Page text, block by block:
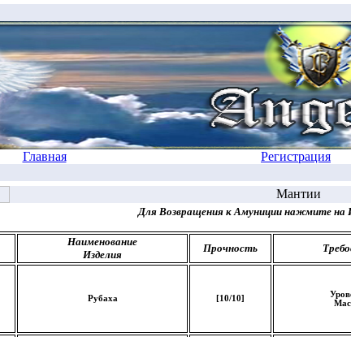
Главная Регистрация
Мантии
Для Возвращения к Амуниции нажмите на
Наименование
Изделия
Прочность
Рубаха [10/10]